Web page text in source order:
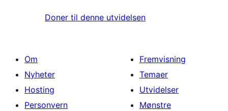
Doner til denne utvidelsen
Om
Nyheter
Hosting
Personvern
Fremvisning
Temaer
Utvidelser
Mønstre